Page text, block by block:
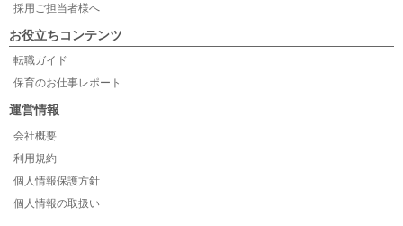
採用ご担当者様へ
お役立ちコンテンツ
転職ガイド
保育のお仕事レポート
運営情報
会社概要
利用規約
個人情報保護方針
個人情報の取扱い